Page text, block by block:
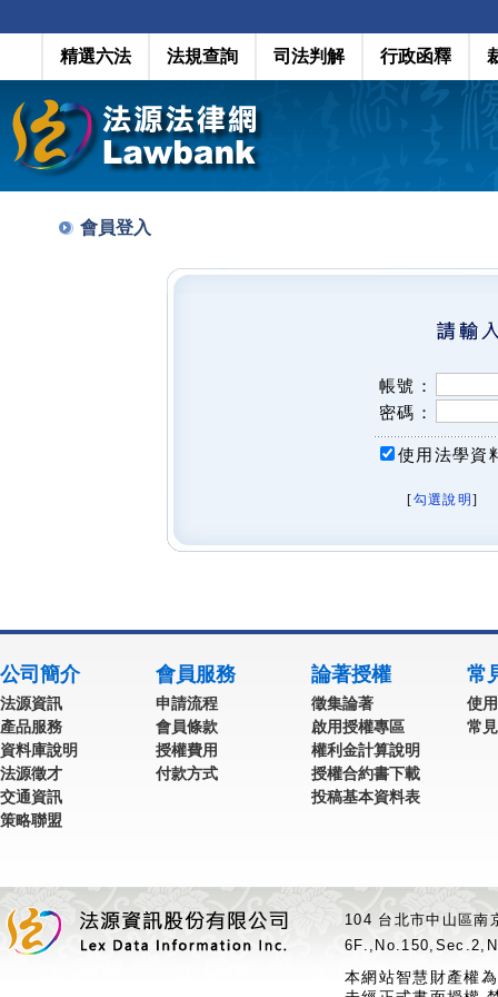
精選六法 法規查詢 司法判解 行政函釋
會員登入
帳號：
密碼：
使用法學資
[勾選說明 ]
公司簡介
法源資訊
產品服務
資料庫說明
法源徵才
交通資訊
策略聯盟
會員服務
申請流程
會員條款
授權費用
付款方式
論著授權
徵集論著
啟用授權專區
權利金計算說明
授權合約書下載
投稿基本資料表
常
使
常
104 台北市中山區
本網站智慧財產權